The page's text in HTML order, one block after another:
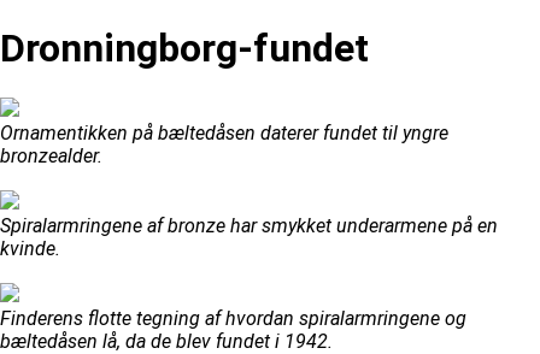
Dronningborg-fundet
Ornamentikken på bæltedåsen daterer fundet til yngre
bronzealder.
Spiralarmringene af bronze har smykket underarmene på en
kvinde.
Finderens flotte tegning af hvordan spiralarmringene og
bæltedåsen lå, da de blev fundet i 1942.